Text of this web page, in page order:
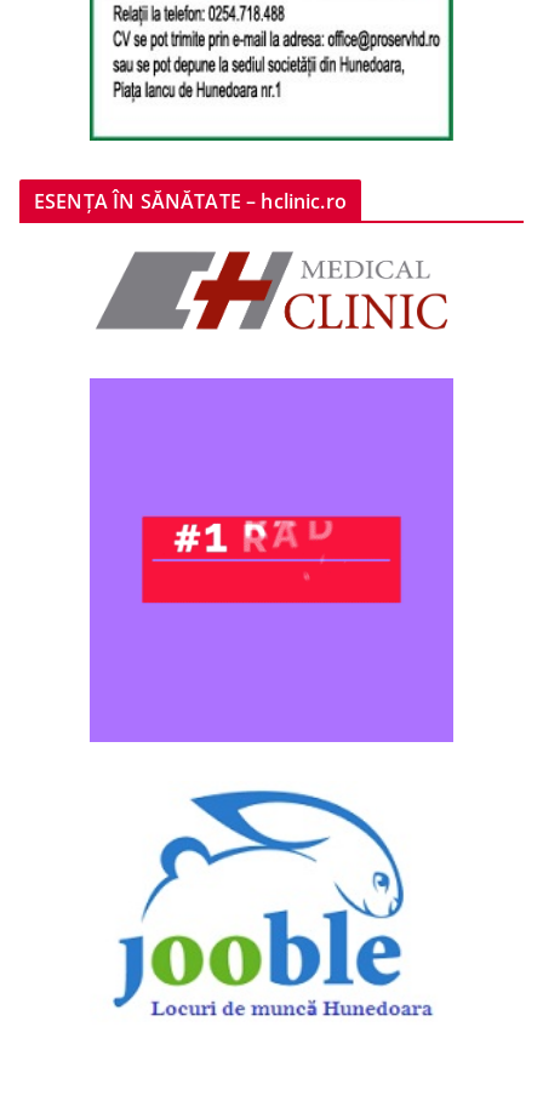
ESENȚA ÎN SĂNĂTATE – hclinic.ro